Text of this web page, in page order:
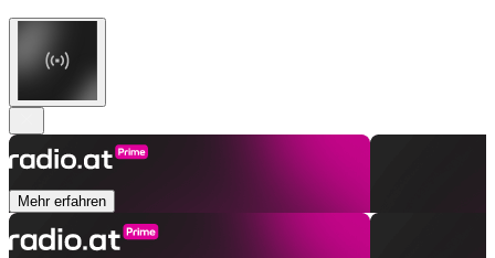
Mehr erfahren